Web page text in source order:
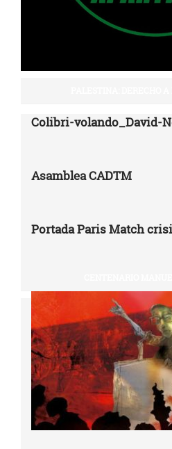
Colibri-volando_David-
Asamblea CADTM
Portada Paris Match